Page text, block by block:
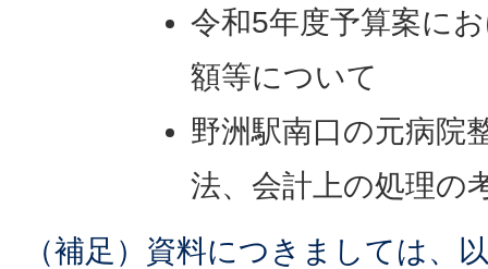
令和5年度予算案に
額等について
野洲駅南口の元病院
法、会計上の処理の
（補足）資料につきましては、